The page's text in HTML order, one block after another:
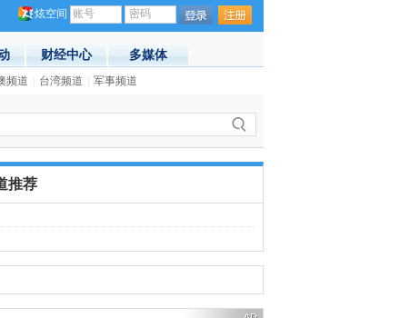
炫空间 账号 密码
财经中心 多媒体
频道 台湾频道 军事频道
推荐